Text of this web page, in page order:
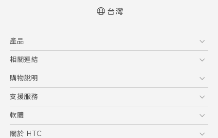
User manual
台灣
產品
5G
智慧型手機
配件
相關連結
HTC Research
購物說明
購物須知
訂單管理
付款方式
支援服務
到府收送維修服務
服務中心資訊
軟體
應用程式
關於 HTC